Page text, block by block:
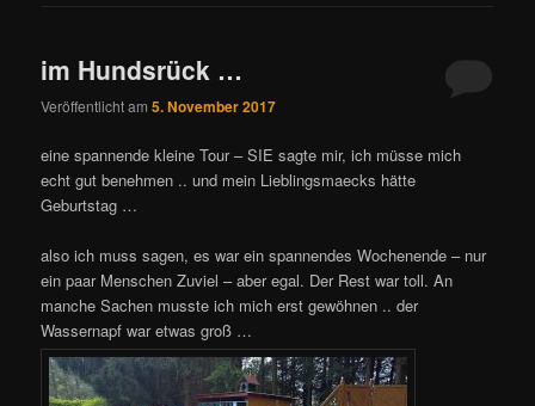
im Hundsrück …
Veröffentlicht am5. November 2017
eine spannende kleine Tour – SIE sagte mir, ich müsse mich
echt gut benehmen .. und mein Lieblingsmaecks hätte
Geburtstag …
also ich muss sagen, es war ein spannendes Wochenende – nur
ein paar Menschen Zuviel – aber egal. Der Rest war toll. An
manche Sachen musste ich mich erst gewöhnen .. der
Wassernapf war etwas groß …